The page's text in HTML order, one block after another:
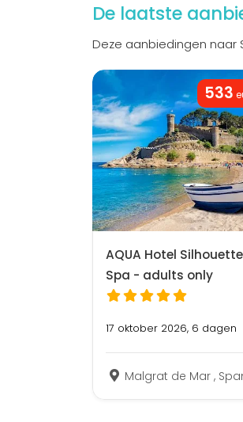
De laatste
Deze aanbiedingen naar
533
AQUA Hotel
Spa - adults only
17 oktober 2026, 6 dagen
Malgrat de Mar ,